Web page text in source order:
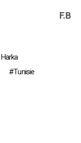
F.B
Harka
Tunisie